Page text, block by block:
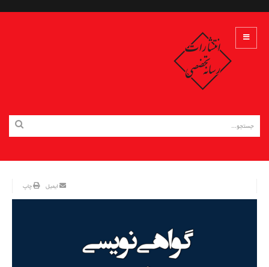
چاپ ایمیل